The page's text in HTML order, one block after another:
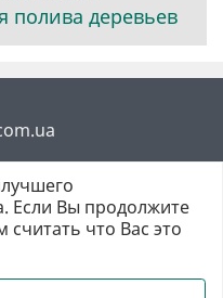
полива деревьев
використанні
Если Вы продолжите
считать что Вас это